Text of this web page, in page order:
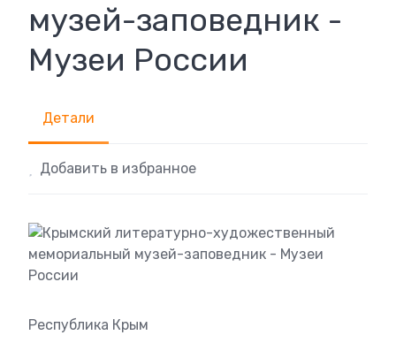
музей-заповедник -
Музеи России
Детали
Добавить в избранное
Республика Крым